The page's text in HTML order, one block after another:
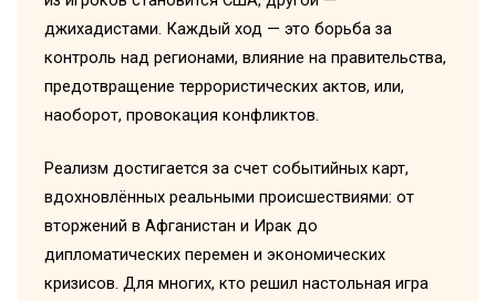
джихадистами. Каждый ход — это борьба за
контроль над регионами, влияние на правительства,
предотвращение террористических актов, или,
наоборот, провокация конфликтов.
Реализм достигается за счет событийных карт,
вдохновлённых реальными происшествиями: от
вторжений в Афганистан и Ирак до
дипломатических перемен и экономических
кризисов. Для многих, кто решил настольная игра